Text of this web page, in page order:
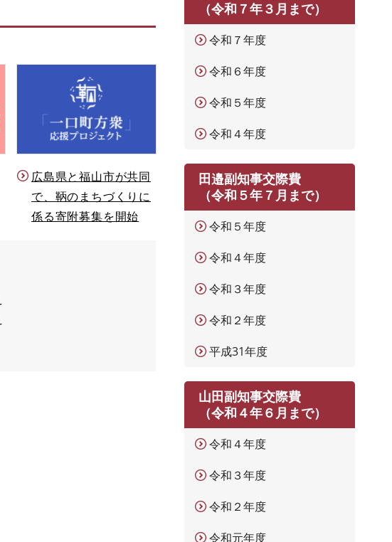
広島県と福山市が共同
で、鞆のまちづくりに
係る寄附募集を開始
（令和７年３月まで）
令和７年度
令和６年度
令和５年度
令和４年度
田邉副知事交際費
（令和５年７月まで）
令和５年度
令和４年度
令和３年度
令和２年度
平成31年度
山田副知事交際費
（令和４年６月まで）
令和４年度
令和３年度
令和２年度
令和元年度